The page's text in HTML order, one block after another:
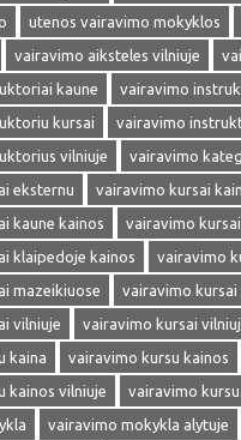
utenos vairavimo mokyklos
vairavimo aiksteles vilniuje
kaune
vairavimo
kursai
vairavimo
vilniuje
vairavimo
eksternu
vairavimo kursai
kaune kainos
vairavimo
klaipedoje kainos
vairavimo
mazeikiuose
vairavimo kursai
vilniuje
vairavimo kursai
kaina
vairavimo kursu kainos
kainos vilniuje
vairavimo
vairavimo mokykla alytuje